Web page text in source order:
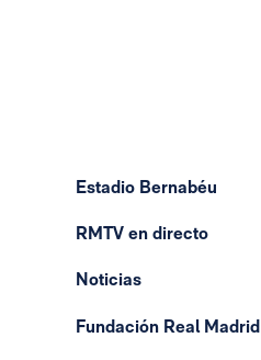
Estadio Bernabéu
RMTV en directo
Noticias
Fundación Real Madrid